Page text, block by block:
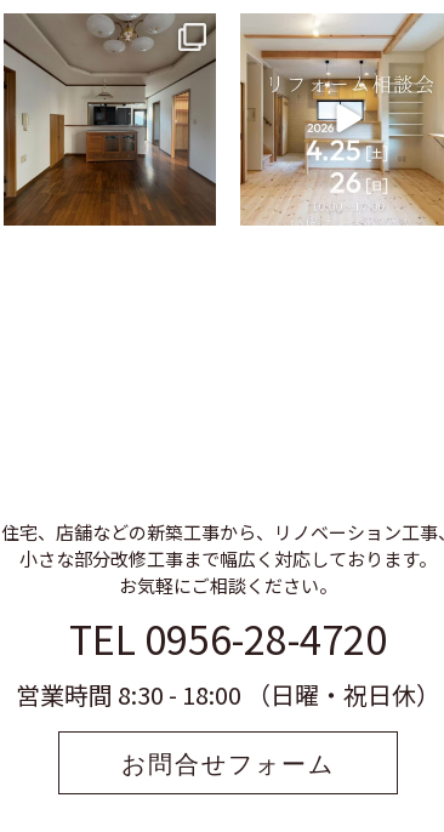
tomohouseinc
4月 9
tomohouseinc
4月 2
住宅、店舗などの新築工事から、リノベーション工事、
小さな部分改修工事まで幅広く対応しております。
お気軽にご相談ください。
TEL 0956-28-4720
営業時間 8:30 - 18:00 （日曜・祝日休）
お問合せフォーム